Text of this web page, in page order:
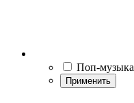
Поп-музыка
Применить